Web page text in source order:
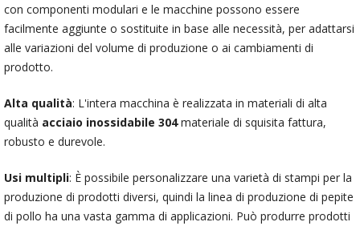
con componenti modulari e le macchine possono essere
facilmente aggiunte o sostituite in base alle necessità, per adattarsi
alle variazioni del volume di produzione o ai cambiamenti di
prodotto.
Alta qualità: L'intera macchina è realizzata in materiali di alta
qualità acciaio inossidabile 304materiale di squisita fattura,
robusto e durevole.
Usi multipli: È possibile personalizzare una varietà di stampi per la
produzione di prodotti diversi, quindi la linea di produzione di pepite
di pollo ha una vasta gamma di applicazioni. Può produrre prodotti